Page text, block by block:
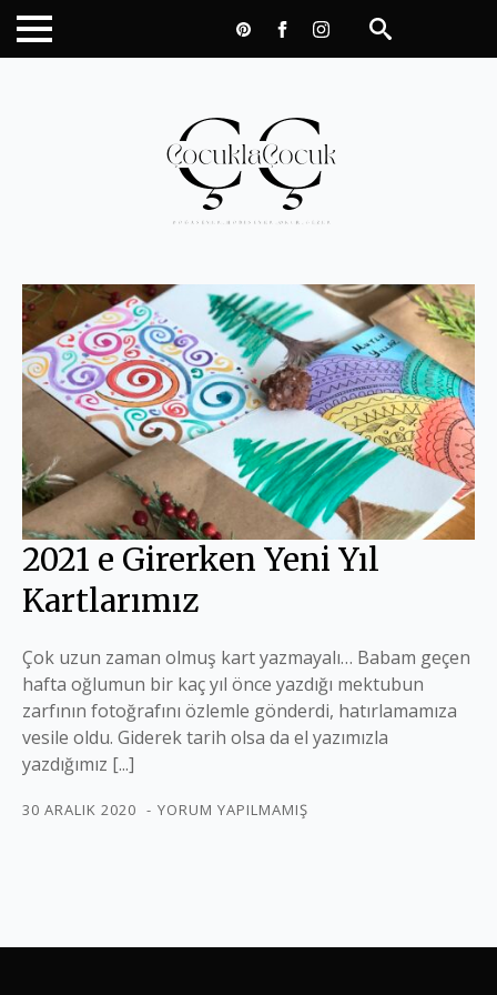
2021 e Girerken Yeni Yıl
Kartlarımız
30 ARALIK 2020 YORUM YAPILMAMIŞ
Çok uzun zaman olmuş kart yazmayalı… Babam geçen
hafta oğlumun bir kaç yıl önce yazdığı mektubun
zarfının fotoğrafını özlemle gönderdi, hatırlamamıza
vesile oldu. Giderek tarih olsa da el yazımızla
yazdığımız [...]